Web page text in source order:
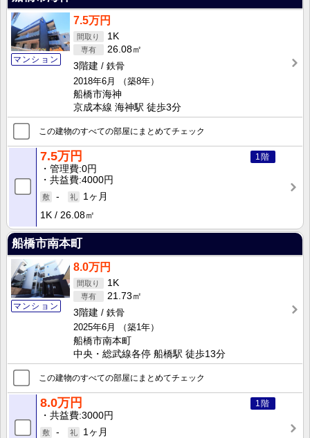
マンション
7.5万円
1K
26.08㎡
3階建
鉄骨
2018年6月
（築8年）
船橋市海神
京成本線 海神駅 徒歩3分
この建物のすべての部屋にまとめてチェック
1階
7.5万円
管理費 0円
共益費 4000円
-
1ヶ月
1K
26.08㎡
船橋市南本町
マンション
8.0万円
1K
21.73㎡
3階建
鉄骨
2025年6月
（築1年）
船橋市南本町
中央・総武線各停 船橋駅 徒歩13分
この建物のすべての部屋にまとめてチェック
1階
8.0万円
共益費 3000円
-
1ヶ月